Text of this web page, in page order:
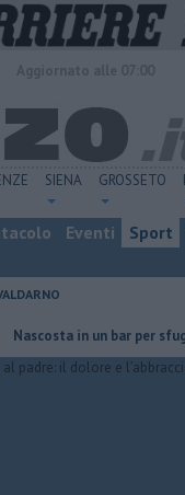
SIENA GROSSETO
Eventi Sport
in un bar per sfuggire